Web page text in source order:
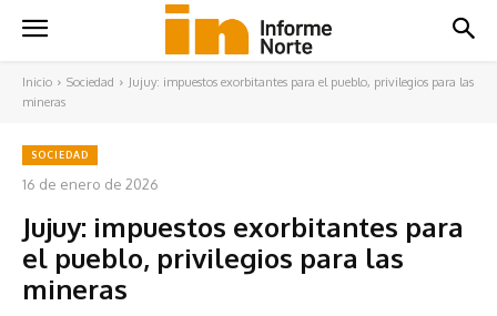
Inicio Sociedad
Jujuy: impuestos exorbitantes para el pueblo, privilegios para las
mineras
SOCIEDAD
16 de enero de 2026
Jujuy: impuestos exorbitantes para
el pueblo, privilegios para las
mineras